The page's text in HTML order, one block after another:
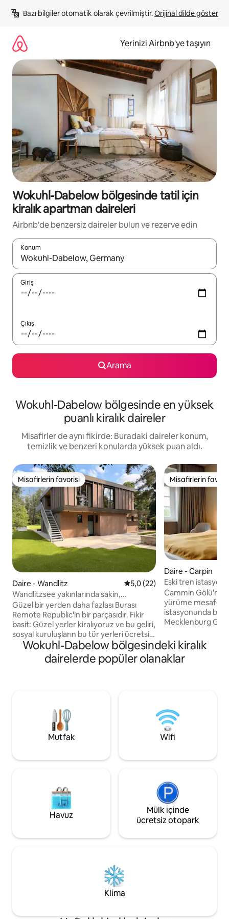
atla
Bazı bilgiler otomatik olarak çevrilmiştir. Orijinal dilde göster
Yerinizi Airbnb'ye taşıyın
Wokuhl-Dabelow bölgesinde tatil için
kiralık apartman daireleri
Airbnb'de benzersiz daireler bulun ve rezerve edin
Konum
Sonuçlar kullanılabilir olduğunda yukarı ve aşağı oklarıyla
Giriş
Çıkış
Arama
Wokuhl-Dabelow bölgesinde en yüksek
puanlı kiralık daireler
Misafirler de aynı fikirde: Buradaki daireler konum,
temizlik ve benzeri konularda yüksek puan aldı.
Misafirlerin favorisi
Misafirlerin favorisi
Daire - Wandlitz 5 üzerinden ortalama 5,0
5,0 (22)
Wandlitzsee yakınlarında sakin,
sürdürülebilir bir tatil evi
Güzel bir yerden daha fazlası Burası
Remote Republic'in bir parçasıdır. Fikir
basit: Güzel yerler kiralıyoruz ve bu geliri,
sosyal kuruluşların bu tür yerleri ücretsiz
kullanmasını sağlamak için kullanıyoruz.
Buradaki rezervasyonunuz, Alte Oder
nehri boyunca uzanan tekne evinin ve
yardım kuruluşunun yaz festivali için
yaklaşık 250 kişi orada toplandı. Bunu
mümkün kılan sizin rezervasyonunuz.
Bunun bir parçası olduğunuz için
gelip nefes alabileceğiniz bir alan
yaklaşık 5 dakika yürüme
mesafesindedir. Ayrı bir girişi ve kendine
ait bir terası vardır. Yüzme yeri hemen
köşe başında: Sadece 300 metre
yüzme yeri var. Ormanın içinde göle
özellikle en fazla iki yetişkin için
tasarlanmıştır. Bir aile düzeni değil,
dinlenme, odaklanmış çalışma veya
doğada rahat günler geçirmek için bir
veriyoruz: Konaklamanız boyunca
Misafirlerin
Misafirlerin
Daire - Carpin
Eski tren
bölgesi, doğa
Cammin Gölü'ne
yürüme
istasyonunda
Mecklenburg
şık mobilyalı bir daire. Göl sizi
davet eder ve
için idealdir. RE5 bağlantılı demiryolu
dinlenmek ve
mükemmel,
için ideal.
Wokuhl-Dabelow bölgesindeki kiralık
dairelerde popüler olanaklar
Mutfak Wifi
Havuz
Mülk içinde
ücretsiz otopark
Klima